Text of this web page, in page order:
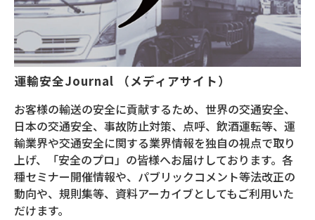
運輸安全Journal （メディアサイト）
お客様の輸送の安全に貢献するため、世界の交通安全、
日本の交通安全、事故防止対策、点呼、飲酒運転等、運
輸業界や交通安全に関する業界情報を独自の視点で取り
上げ、「安全のプロ」の皆様へお届けしております。各
種セミナー開催情報や、パブリックコメント等法改正の
動向や、規則集等、資料アーカイブとしてもご利用いた
だけます。